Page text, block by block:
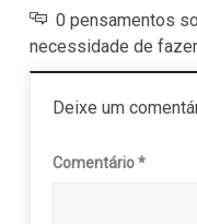
0 pensamentos
necessidade de
Deixe um
Comentário*